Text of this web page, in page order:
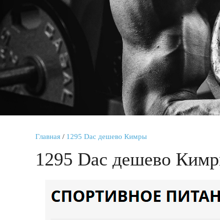
Главная / 1295 Dac дешево Кимры
1295 Dac дешево